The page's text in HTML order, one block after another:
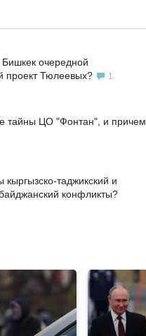
очередной
проект Тюлеевых?
1
тайны ЦО "Фонтан", и причем
кыргызско-таджикский и
конфликты?